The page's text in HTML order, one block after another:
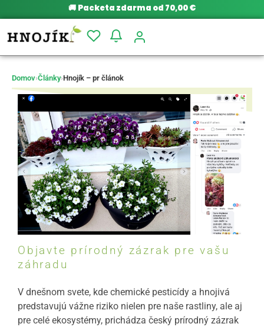
🚚 Packeta zdarma od 70,00 €
Domov›Články›Hnojík – pr článok
Objavte prírodný zázrak pre vašu
záhradu
V dnešnom svete, kde chemické pesticídy a hnojivá
predstavujú vážne riziko nielen pre naše rastliny, ale aj
pre celé ekosystémy, prichádza český prírodný zázrak